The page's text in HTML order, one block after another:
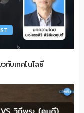
กับเทคโนโลยี